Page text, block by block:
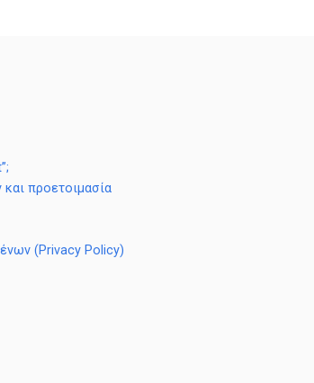
προετοιμασία
(Privacy Policy)